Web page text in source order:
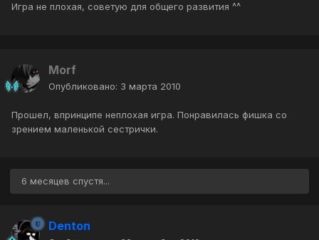
Игра не плохая, советую для общего развития ^^
Morf
Опубликовано: 3 марта 2010
Прошел, впринципе неплохая игра. Понравилась фишка со
зрением маленькой сестрички.
6 месяцев спустя...
Denton